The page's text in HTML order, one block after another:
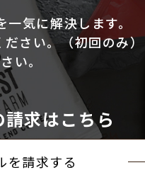
一気に解決します。
ださい。（初回のみ）
い。
求はこちら
を請求する